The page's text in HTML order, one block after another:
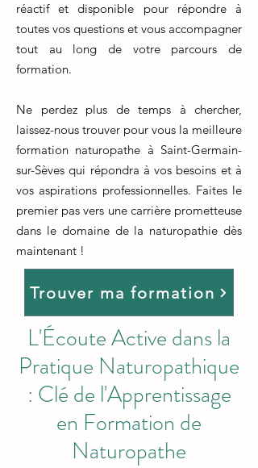
réactif et disponible pour répondre à
toutes vos questions et vous accompagner
tout au long de votre parcours de
formation.
Ne perdez plus de temps à chercher,
laissez-nous trouver pour vous la meilleure
formation naturopathe à Saint-Germain-
sur-Sèves qui répondra à vos besoins et à
vos aspirations professionnelles. Faites le
premier pas vers une carrière prometteuse
dans le domaine de la naturopathie dès
maintenant !
Trouver ma formation
L'Écoute Active dans la
Pratique Naturopathique
: Clé de l'Apprentissage
en Formation de
Naturopathe